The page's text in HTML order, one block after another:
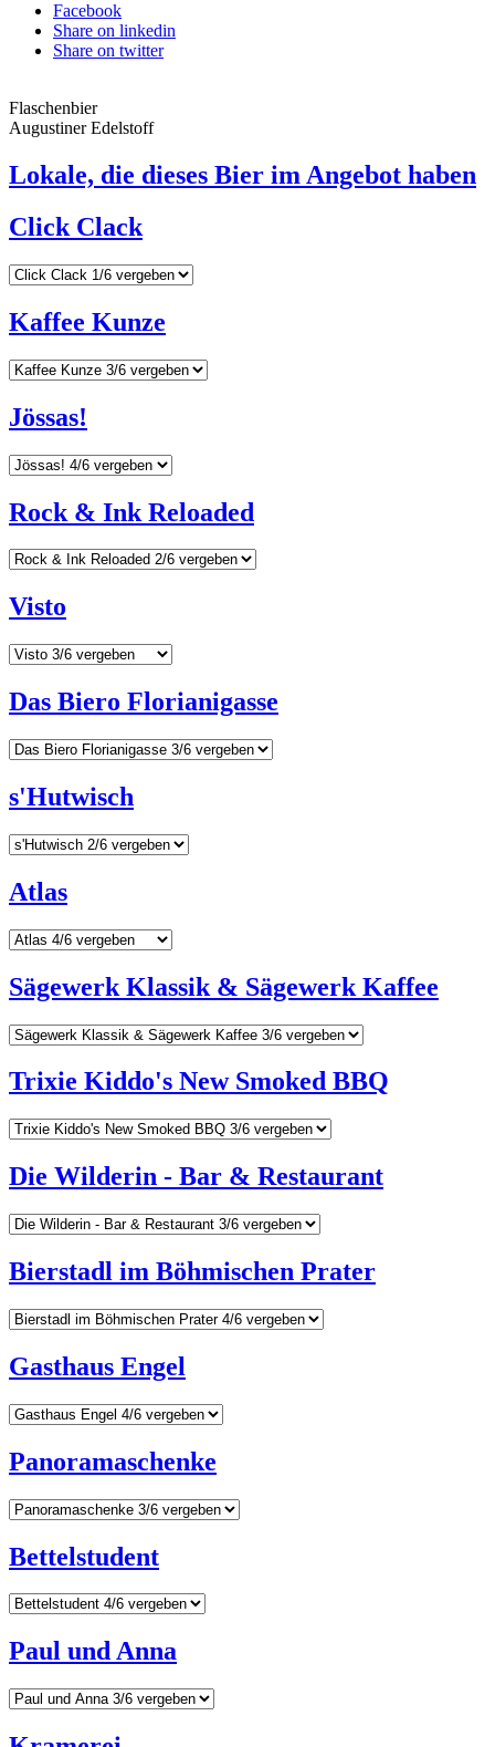
Facebook
Share on linkedin
Share on twitter
Flaschenbier
Augustiner Edelstoff
Lokale, die dieses Bier im Angebot haben
Click Clack
Kaffee Kunze
Jössas!
Rock & Ink Reloaded
Visto
Das Biero Florianigasse
s'Hutwisch
Atlas
Sägewerk Klassik & Sägewerk Kaffee
Trixie Kiddo's New Smoked BBQ
Die Wilderin - Bar & Restaurant
Bierstadl im Böhmischen Prater
Gasthaus Engel
Panoramaschenke
Bettelstudent
Paul und Anna